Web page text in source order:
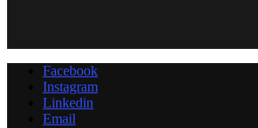
Facebook
Instagram
Linkedin
Email